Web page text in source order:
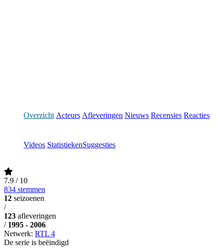
Overzicht Acteurs Afleveringen Nieuws Recensies Reacties
Videos StatistiekenSuggesties
7.9 / 10
834 stemmen
12 seizoenen
/
123 afleveringen
/ 1995 - 2006
Netwerk: RTL 4
De serie is beëindigd